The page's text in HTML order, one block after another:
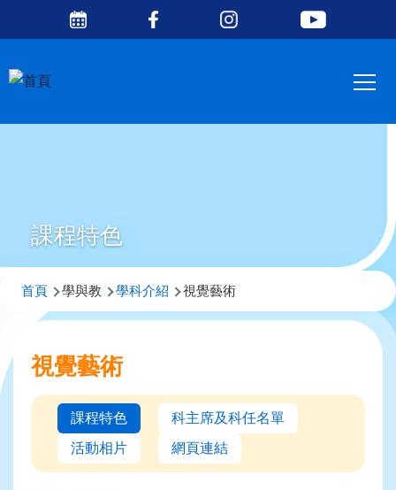
移至主內容
Media
課程特色
導
結
首頁 學與教 學科介紹 視覺藝術
視覺藝術
課程特色
科主席及科任名單
活動相片
網頁連結